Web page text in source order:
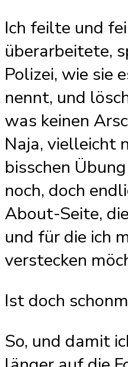
Ich feilte und
überarbeitete,
Polizei, wie sie
nennt, und
was keinen
Naja, vielleicht
bisschen
noch, doch
About-Seite,
und für die ich
verstecken
Ist doch
So, und damit